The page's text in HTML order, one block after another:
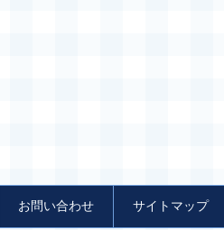
お問い合わせ サイトマップ